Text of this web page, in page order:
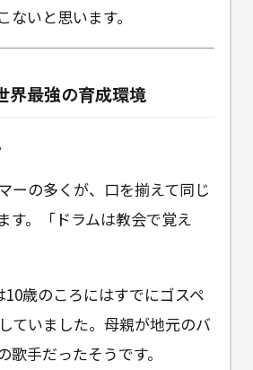
ないと思います。
界最強の育成環境
ーの多くが、口を揃えて同じ
す。「ドラムは教会で覚え
歳のころにはすでにゴスペ
ていました。母親が地元のバ
歌手だったそうです。